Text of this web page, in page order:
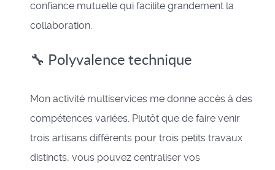
confiance mutuelle qui facilite grandement la
collaboration.
🔧 Polyvalence technique
Mon activité multiservices me donne accès à des
compétences variées. Plutôt que de faire venir
trois artisans différents pour trois petits travaux
distincts, vous pouvez centraliser vos